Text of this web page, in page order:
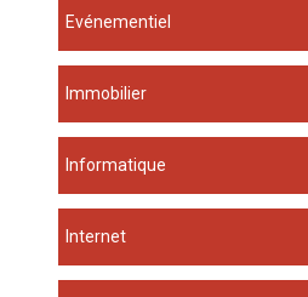
Evénementiel
Immobilier
Informatique
Internet